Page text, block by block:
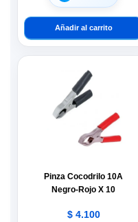
Añadir al carrito
Pinza Cocodrilo 10A
Negro-Rojo X 10
$4.100